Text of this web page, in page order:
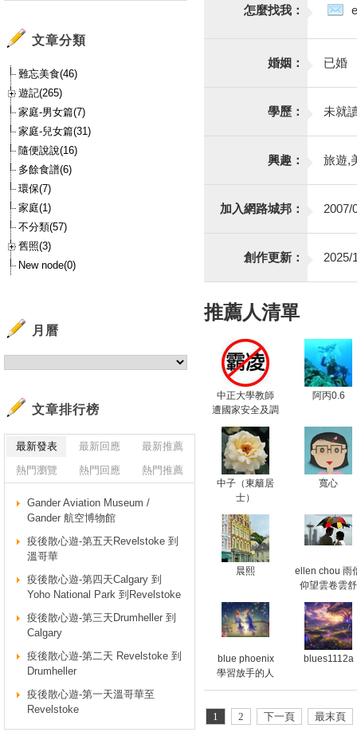
怎麼找我：
婚姻： 已婚
學歷： 未就
興趣： 旅遊,
加入網路城邦： 2007/
創作更新： 2025/
推薦人清單
中正大學教師
遭國家安全及調
查機構 非法跟
監偷窺竊聽 侵
犯隱私 牽連眾
多無辜民眾
阿丙0.6
中子（東籬居
士）
寬心
晨熙
ellen chou 雨
仰望雲卷雲舒
blue phoenix
學習放手的人
blues1112a
1 2 下一頁 最末頁
文章分類
難忘美食(46)
遊記(265)
家庭-男女篇(7)
家庭-兒女篇(31)
隨便說說(16)
多餘食譜(6)
環保(7)
家庭(1)
不分類(57)
舊照(3)
New node(0)
月曆
文章排行榜
最新發表 最新回應
最新推薦
熱門瀏覽
熱門回應 熱門推薦
Gander Aviation Museum /
Gander 航空博物館
疫後散心遊-第五天Revelstoke 到
溫哥華
疫後散心遊-第四天Calgary 到
Yoho National Park 到Revelstoke
疫後散心遊-第三天Drumheller 到
Calgary
疫後散心遊-第二天 Revelstoke 到
Drumheller
疫後散心遊-第一天溫哥華至
Revelstoke